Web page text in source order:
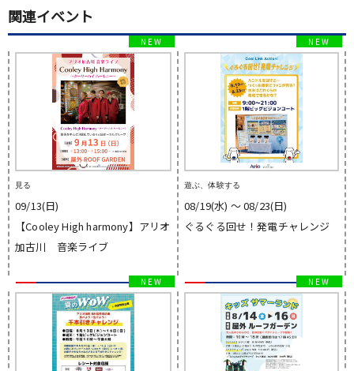
関連イベント
見る
09/13(日)
【Cooley High harmony】アリオ
加古川 音楽ライブ
遊ぶ、体験する
08/19(水) 〜 08/23(日)
ぐるぐる回せ！発電チャレンジ